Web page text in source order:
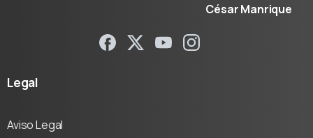
César Manrique
Legal
Aviso Legal